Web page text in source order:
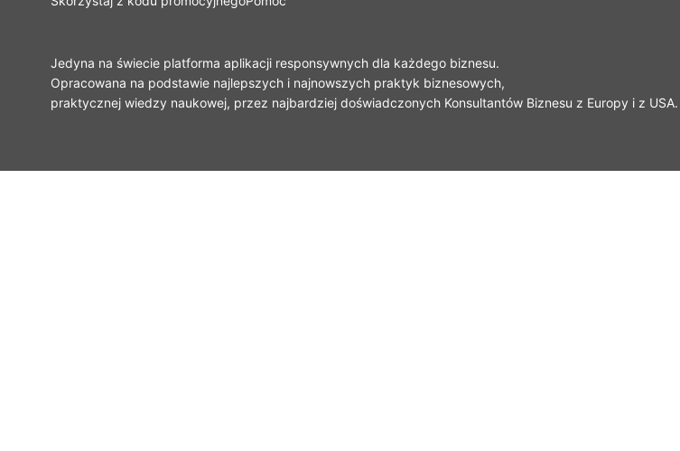
Jedyna na świecie platforma aplikacji responsywnych dla każdego biznesu.
Opracowana na podstawie najlepszych i najnowszych praktyk biznesowych,
praktycznej wiedzy naukowej, przez najbardziej doświadczonych Konsultantów Biznesu z Europy i z USA.